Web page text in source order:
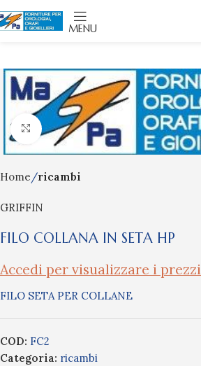
MENU
Click to enlarge
Home ricambi
GRIFFIN
FILO COLLANA IN SETA HP
Accedi per visualizzare i prezzi
FILO SETA PER COLLANE
COD: FC2
Categoria: ricambi